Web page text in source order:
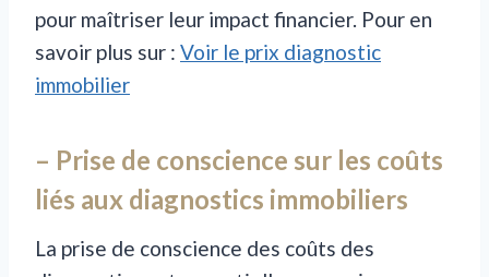
pour maîtriser leur impact financier. Pour en
savoir plus sur : Voir le prix diagnostic
immobilier
– Prise de conscience sur les coûts
liés aux diagnostics immobiliers
La prise de conscience des coûts des